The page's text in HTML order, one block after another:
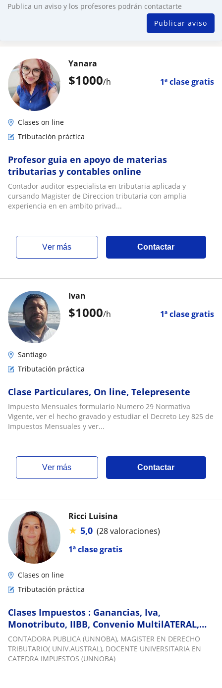
Publica un aviso y los profesores podrán contactarte
Publicar aviso
$1000/h 1ª clase gratis
Yanara
Clases on line
Tributación práctica
Profesor guia en apoyo de materias
tributarias y contables online
Contador auditor especialista en tributaria aplicada y
cursando Magister de Direccion tributaria con amplia
experiencia en en ambito privad...
ver más Contactar
$1000/h 1ª clase gratis
Ivan
Santiago
Tributación práctica
Clase Particulares, On line, Telepresente
Impuesto Mensuales formulario Numero 29 Normativa
Vigente, ver el hecho gravado y estudiar el Decreto Ley 825 de
Impuestos Mensuales y ver...
ver más Contactar
1ª clase gratis
Ricci Luisina
★ 5,0 (28 valoraciones)
Clases on line
Tributación práctica
Clases Impuestos : Ganancias, Iva,
Monotributo, IIBB, Convenio MultilATERAL,
Procedemiento Tributario, Penal Tributario
CONTADORA PUBLICA (UNNOBA), MAGISTER EN DERECHO
TRIBUTARIO( UNIV.AUSTRAL), DOCENTE UNIVERSITARIA EN
CATEDRA IMPUESTOS (UNNOBA)